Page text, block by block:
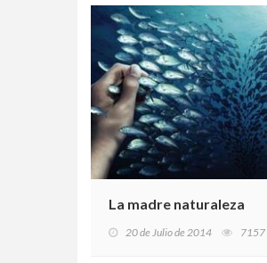
La madre naturaleza
20 de Julio de 2014 7157